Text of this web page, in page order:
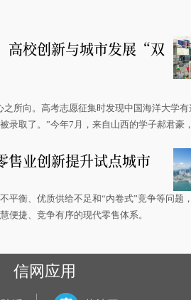
高校创新与城市发展“双
所向。高考志愿征集时发现中国海洋大学有
录取了。”今年7月，来自山西的学子郝君豪
售业创新提升试点城市
平衡、优质供给不足和“内卷式”竞争等问题
便捷、竞争有序的现代零售体系。
信网应用